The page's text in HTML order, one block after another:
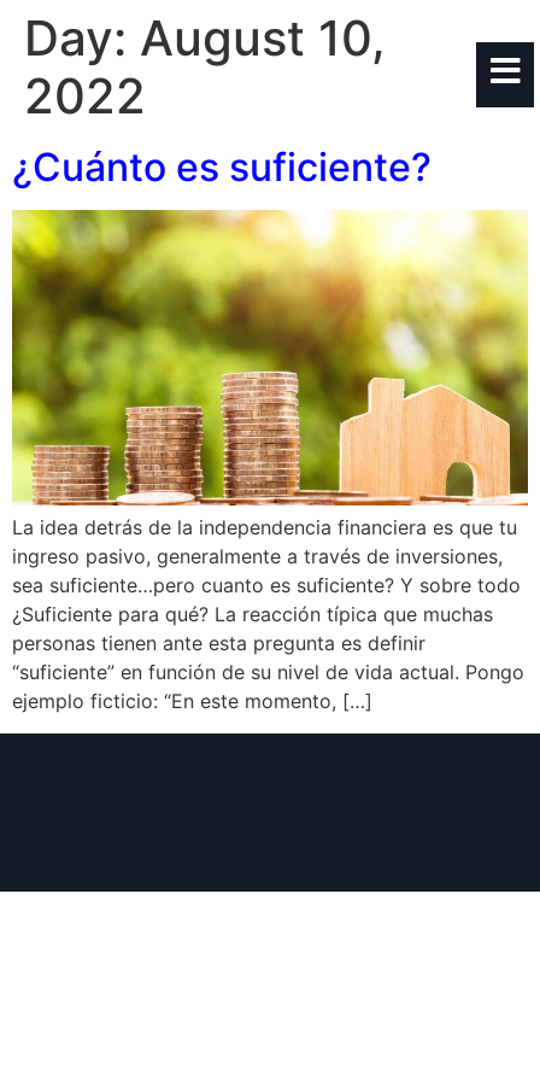
Day: August 10,
2022
¿Cuánto es suficiente?
La idea detrás de la independencia financiera es que tu
ingreso pasivo, generalmente a través de inversiones,
sea suficiente…pero cuanto es suficiente? Y sobre todo
¿Suficiente para qué? La reacción típica que muchas
personas tienen ante esta pregunta es definir
“suficiente” en función de su nivel de vida actual. Pongo
ejemplo ficticio: “En este momento, […]